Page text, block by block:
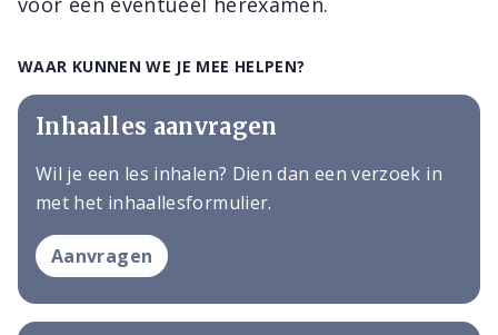
WAAR KUNNEN WE JE MEE HELPEN?
Inhaalles aanvragen
Wil je een les inhalen? Dien dan een verzoek in
met het inhaallesformulier.
Aanvragen